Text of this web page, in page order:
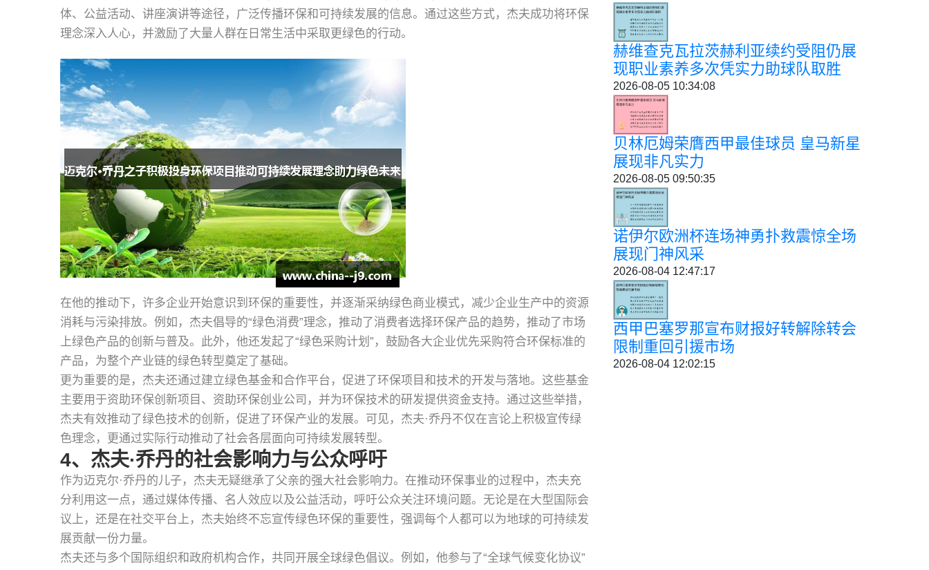
体、公益活动、讲座演讲等途径，广泛传播环保和可持续发展的信息。通过这些方式，杰夫成功将环保
理念深入人心，并激励了大量人群在日常生活中采取更绿色的行动。
在他的推动下，许多企业开始意识到环保的重要性，并逐渐采纳绿色商业模式，减少企业生产中的资源
消耗与污染排放。例如，杰夫倡导的“绿色消费”理念，推动了消费者选择环保产品的趋势，推动了市场
上绿色产品的创新与普及。此外，他还发起了“绿色采购计划”，鼓励各大企业优先采购符合环保标准的
产品，为整个产业链的绿色转型奠定了基础。
更为重要的是，杰夫还通过建立绿色基金和合作平台，促进了环保项目和技术的开发与落地。这些基金
主要用于资助环保创新项目、资助环保创业公司，并为环保技术的研发提供资金支持。通过这些举措，
杰夫有效推动了绿色技术的创新，促进了环保产业的发展。可见，杰夫·乔丹不仅在言论上积极宣传绿
色理念，更通过实际行动推动了社会各层面向可持续发展转型。
4、杰夫·乔丹的社会影响力与公众呼吁
作为迈克尔·乔丹的儿子，杰夫无疑继承了父亲的强大社会影响力。在推动环保事业的过程中，杰夫充
分利用这一点，通过媒体传播、名人效应以及公益活动，呼吁公众关注环境问题。无论是在大型国际会
议上，还是在社交平台上，杰夫始终不忘宣传绿色环保的重要性，强调每个人都可以为地球的可持续发
展贡献一份力量。
杰夫还与多个国际组织和政府机构合作，共同开展全球绿色倡议。例如，他参与了“全球气候变化协议”
赫维查克瓦拉茨赫利亚续约受阻仍展
现职业素养多次凭实力助球队取胜
2026-08-05 10:34:08
贝林厄姆荣膺西甲最佳球员 皇马新星
展现非凡实力
2026-08-05 09:50:35
诺伊尔欧洲杯连场神勇扑救震惊全场
展现门神风采
2026-08-04 12:47:17
西甲巴塞罗那宣布财报好转解除转会
限制重回引援市场
2026-08-04 12:02:15